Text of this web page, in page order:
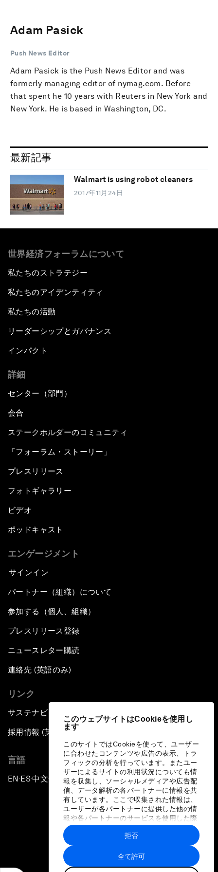
このウェブサイトはCookieを使用し
ます
このサイトではCookieを使って、ユーザー
に合わせたコンテンツや広告の表示、トラ
フィックの分析を行っています。またユー
ザーによるサイトの利用状況についても情
報を収集し、ソーシャルメディアや広告配
信、データ解析の各パートナーに情報を共
有しています。ここで収集された情報は、
ユーザーが各パートナーに提供した他の情
報や各パートナーのサービスを使用した際
に収集された情報と組み合わされ、各パー
トナーによって使用されることがありま
す。
全て許可
拒否
Adam Pasick
Push News Editor
Adam Pasick is the Push News Editor and was
formerly managing editor of nymag.com. Before
that spent he 10 years with Reuters in New York and
New York. He is based in Washington, DC.
最新記事
Walmart is using robot cleaners
2017年11月24日
世界経済フォーラムについて
私たちのストラテジー
私たちのアイデンティティ
私たちの活動
リーダーシップとガバナンス
インパクト
詳細
センター（部門）
会合
ステークホルダーのコミュニティ
「フォーラム・ストーリー」
プレスリリース
フォトギャラリー
ビデオ
ポッドキャスト
エンゲージメント
サインイン
パートナー（組織）について
参加する（個人、組織）
プレスリリース登録
ニュースレター購読
連絡先 (英語のみ)
リンク
サステナビリティへの取り組み
採用情報 (英語のみ)
言語
EN ▪ES▪中文▪ 日本語
プライバシーポリシーと利用規約
サイトマップ